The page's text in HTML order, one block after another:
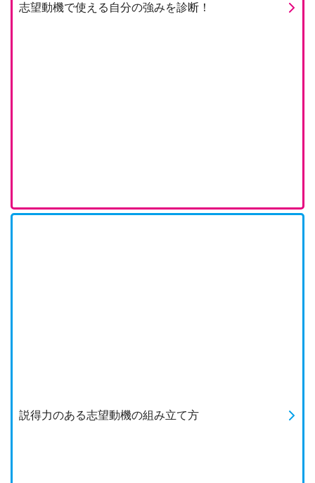
志望動機で使える自分の強みを診断！
説得力のある志望動機の組み立て方